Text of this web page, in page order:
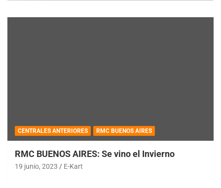
CENTRALES ANTERIORES RMC BUENOS AIRES
RMC BUENOS AIRES: Se vino el Invierno
19 junio, 2023 E-Kart